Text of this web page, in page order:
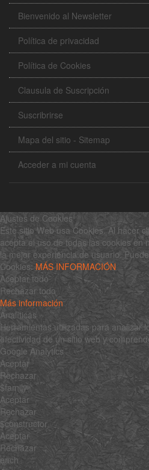
Bienvenido al Newsletter
Política de privacidad
Política de Cookies
Clausula de Suscripción
Suscribrirse
Mapa del sitio - Sitemap
Acceder a mi cuenta
Ajustes de Cookies
Este sitio Web usa Cookies. Al hacer
acepta el uso de todas las cookies en
la mejor experiencia de usuario.
Cookies: MÁS INFORMACIÓN
Aceptar todo
Rechazar todo
Más información
Analíticas
Herramientas utilizadas para analizar
efectividad de un sitio web y
Google Analytics
Aceptar
Rechazar
$family
Aceptar
Rechazar
$constructor
Aceptar
Rechazar
each